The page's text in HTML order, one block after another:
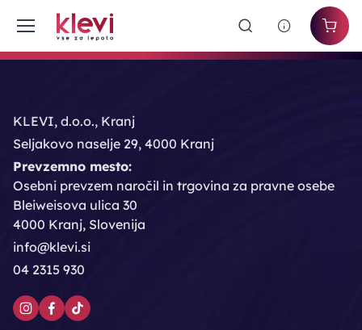
KLEVI, d.o.o., Kranj
Seljakovo naselje 29, 4000 Kranj
Prevzemno mesto:
Osebni prevzem naročil in trgovina za pravne osebe
Bleiweisova ulica 30
4000 Kranj, Slovenija
info@klevi.si
04 2315 930